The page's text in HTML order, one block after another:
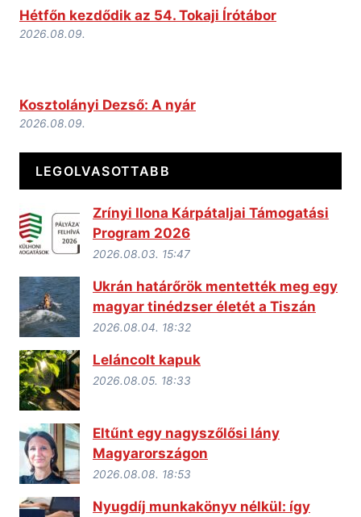
Hétfőn kezdődik az 54. Tokaji Írótábor
2026.08.09.
Kosztolányi Dezső: A nyár
2026.08.09.
LEGOLVASOTTABB
Zrínyi Ilona Kárpátaljai Támogatási
Program 2026
2026.08.03. 15:47
Ukrán határőrök mentették meg egy
magyar tinédzser életét a Tiszán
2026.08.04. 18:32
Leláncolt kapuk
2026.08.05. 18:33
Eltűnt egy nagyszőlősi lány
Magyarországon
2026.08.08. 18:53
Nyugdíj munkakönyv nélkül: így